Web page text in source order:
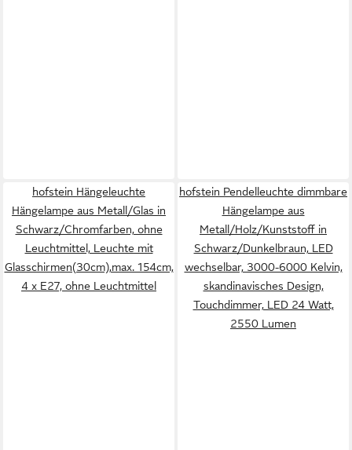
hofstein Hängeleuchte
Hängelampe aus Metall/Glas in
Schwarz/Chromfarben, ohne
Leuchtmittel, Leuchte mit
Glasschirmen(30cm),max. 154cm,
4 x E27, ohne Leuchtmittel
hofstein Pendelleuchte dimmbare
Hängelampe aus
Metall/Holz/Kunststoff in
Schwarz/Dunkelbraun, LED
wechselbar, 3000-6000 Kelvin,
skandinavisches Design,
Touchdimmer, LED 24 Watt,
2550 Lumen